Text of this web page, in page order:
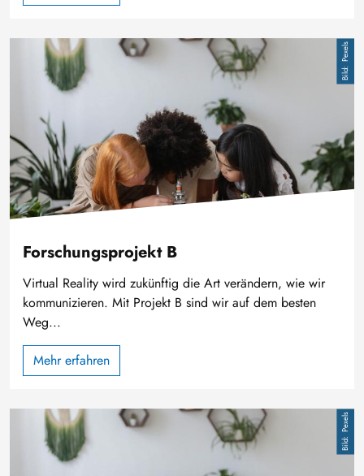
Pexels
Forschungsprojekt B
Virtual Reality wird zukünftig die Art verändern, wie wir
kommunizieren. Mit Projekt B sind wir auf dem besten
Weg...
Mehr erfahren
Pexels